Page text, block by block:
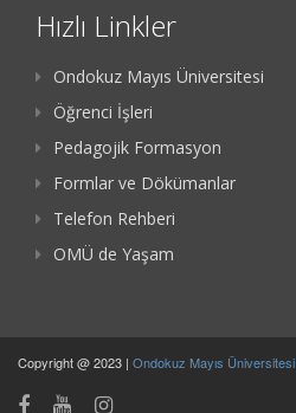
Hızlı Linkler
Ondokuz Mayıs Üniversitesi
Öğrenci İşleri
Pedagojik Formasyon
Formlar ve Dökümanlar
Telefon Rehberi
OMÜ de Yaşam
Copyright @ 2023 | Ondokuz Mayıs Üniversitesi